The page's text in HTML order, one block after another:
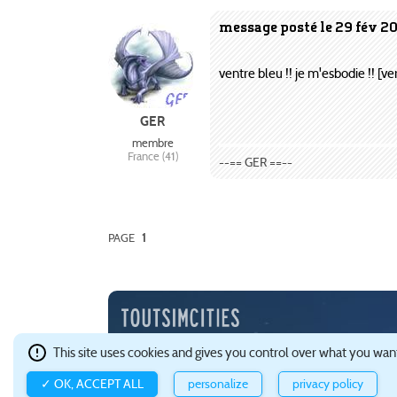
message posté le 29 fév
GER
membre
France (41)
ventre bleu !! je m'esbodie !!
--== GER ==--
PAGE 1
Ce site est hébergé avec brio parGandi.Confidentialité et
à propos de TOUTSIMCITIES à la une wikiguide
This site uses cookies and gives you control over what you
✓ OK, ACCEPT ALL personalize privacy policy